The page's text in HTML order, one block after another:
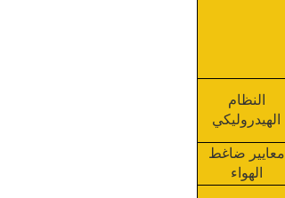
النظام
الهيدروليكي
معايير ضاغط
الهواء